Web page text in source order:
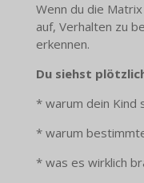
Wenn du die
auf, Verhalten zu
erkennen.
Du siehst
* warum dein Kind
* warum
* was es wirklich